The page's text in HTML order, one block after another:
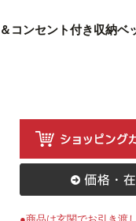
コンセント付き収納ベ